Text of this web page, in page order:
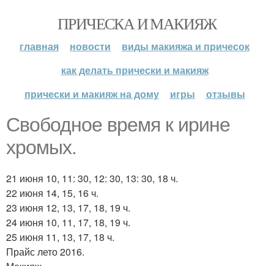
ПРИЧЕСКА И МАКИЯЖ
главная новости
виды макияжа и причесок
как делать прически и макияж
прически и макияж на дому
игры отзывы
Свободное время к ирине
хромых.
21 июня 10, 11: 30, 12: 30, 13: 30, 18 ч.
22 июня 14, 15, 16 ч.
23 июня 12, 13, 17, 18, 19 ч.
24 июня 10, 11, 17, 18, 19 ч.
25 июня 11, 13, 17, 18 ч.
Прайс лето 2016.